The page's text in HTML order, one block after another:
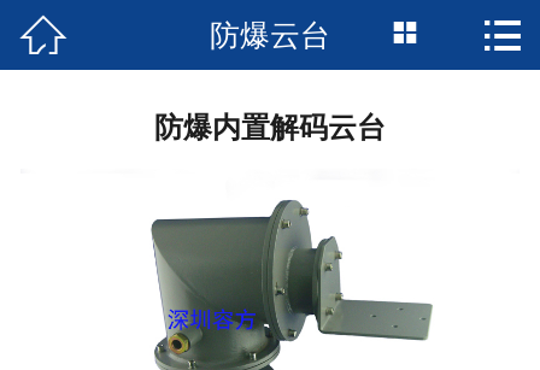
 首页
资质荣誉
 防爆云台  
防爆内置解码云台